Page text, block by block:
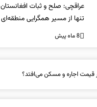
عراقچی: صلح و ثبات افغانستان
تنها از مسیر همگرایی منطقه‌ای
محقق می‌شود
8 ماه پیش